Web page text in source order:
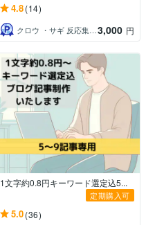
4.8(14)
クロウ ・サギ 反応集動画・記事制作 3,000 円
1文字約0.8円キーワード選定込5...
定期購入可
5.0(36)